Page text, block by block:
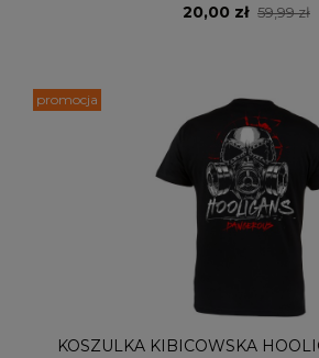
20,00 zł 59,99 zł
KOSZULKA KIBICOWSKA
promocja